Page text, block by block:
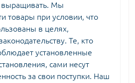
выращивать. Мы
товары при условии, что
в целях,
Те, кто
установленные
сами несут
за свои поступки. Наш